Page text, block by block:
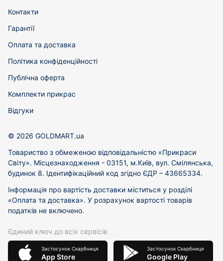
Контакти
Гарантії
Оплата та доставка
Політика конфіденційності
Публічна оферта
Комплекти прикрас
Відгуки
© 2026 GOLDMART.ua
Товариство з обмеженою відповідальністю «Прикраси
Світу». Місцезнаходження - 03151, м.Київ, вул. Смілянська,
будинок 8. Ідентифікаційний код згідно ЄДР – 43665334.
Інформація про вартість доставки міститься у розділі
«Оплата та доставка». У розрахунок вартості товарів
податків не включено.
Єдиний ключ до всіх сервісів
Застосунок Скарбниця
App Store
Застосунок Скарбниця
Google Play